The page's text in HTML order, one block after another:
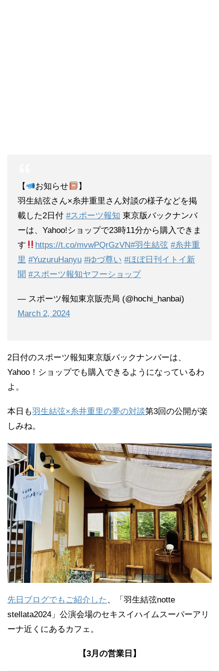
【 お知らせ
】
羽生結弦さん×糸井重里さん対談の様子などを掲
載した2日付 #スポーツ報知 東京版バックナンバ
ーは、Yahoo!ショップで23時11分から購入できま
す
https://t.co/mvwPQrGzVN#羽生結弦 #糸井重
里 #YuzuruHanyu #ゆづ尊い #ほぼ日刊イトイ新
聞 #スポーツ報知ヤフーショップ
— スポーツ報知東京販売局 (@hochi_hanbai)
March 2, 2024
2日付のスポーツ報知東京版バックナンバーは、
Yahoo！ショップでも購入できるようになっているわ
よ。
本日も羽生結弦×糸井重里の夢の対談第3回の公開が楽
しみね。
先日ブログでもご紹介した 、「羽生結弦notte
stellata2024」公演会場のセキスイハイムスーパーアリ
ーナ近くにあるカフェ。
【3月の営業日】